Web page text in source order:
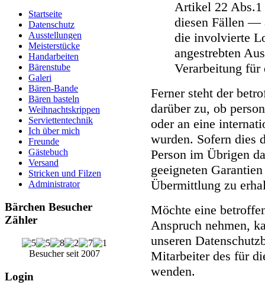
Startseite
Datenschutz
Ausstellungen
Meisterstücke
Handarbeiten
Bärenstube
Galeri
Bären-Bande
Bären basteln
Weihnachtskrippen
Serviettentechnik
Ich über mich
Freunde
Gästebuch
Versand
Stricken und Filzen
Administrator
Bärchen Besucher
Zähler
Besucher seit 2007
Login
Artikel 22
diesen Fällen —
die involvierte
angestrebten
Verarbeitung für
Ferner steht der
darüber zu, ob
oder an eine
wurden. Sofern dies
Person im Übrigen
geeigneten
Übermittlung zu
Möchte eine
Anspruch nehmen,
unseren
Mitarbeiter des für
wenden.